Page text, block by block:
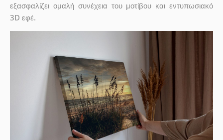
εξασφαλίζει ομαλή συνέχεια του μοτίβου και εντυπωσιακό
3D εφέ.